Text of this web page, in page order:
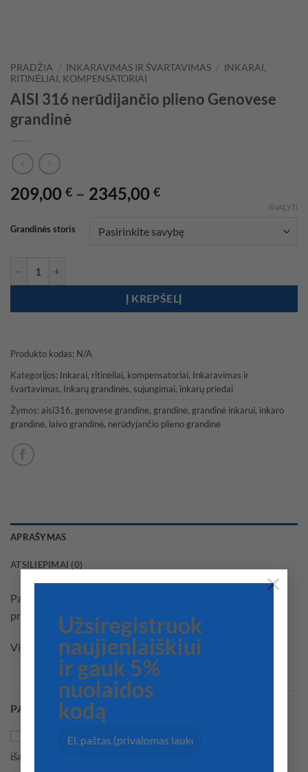
Užsiregistruok
naujienlaiškiui
ir gauk 5%
nuolaidos
kodą
×
PRADŽIA / INKARAVIMAS IR ŠVARTAVIMAS / INKARAI,
RITINĖLIAI, KOMPENSATORIAI
AISI 316 nerūdijančio plieno Genovese
grandinė
209,00 € – 2345,00 €Price
209,00 €
through
Grandinės storis
IŠVALYTI
Į KREPŠELĮ
Produkto kodas: N/A
Kategorijos: Inkarai, ritinėliai, kompensatoriai, Inkaravimas ir
švartavimas, Inkarų grandinės, sujungimai, inkarų priedai
Žymos: aisi316, genovese grandinė, grandinė, grandinė inkarui, inkaro
grandinė, laivo grandinė, nerūdyjančio plieno grandinė
APRAŠYMAS
ATSILIEPIMAI (0)
Pailginta versija. Idealiai tinka stacionariai ir švartuotis
prieplaukoje (be gervės).
Visas ilgis - 50 metrų
PANAŠŪS PRODUKTAI